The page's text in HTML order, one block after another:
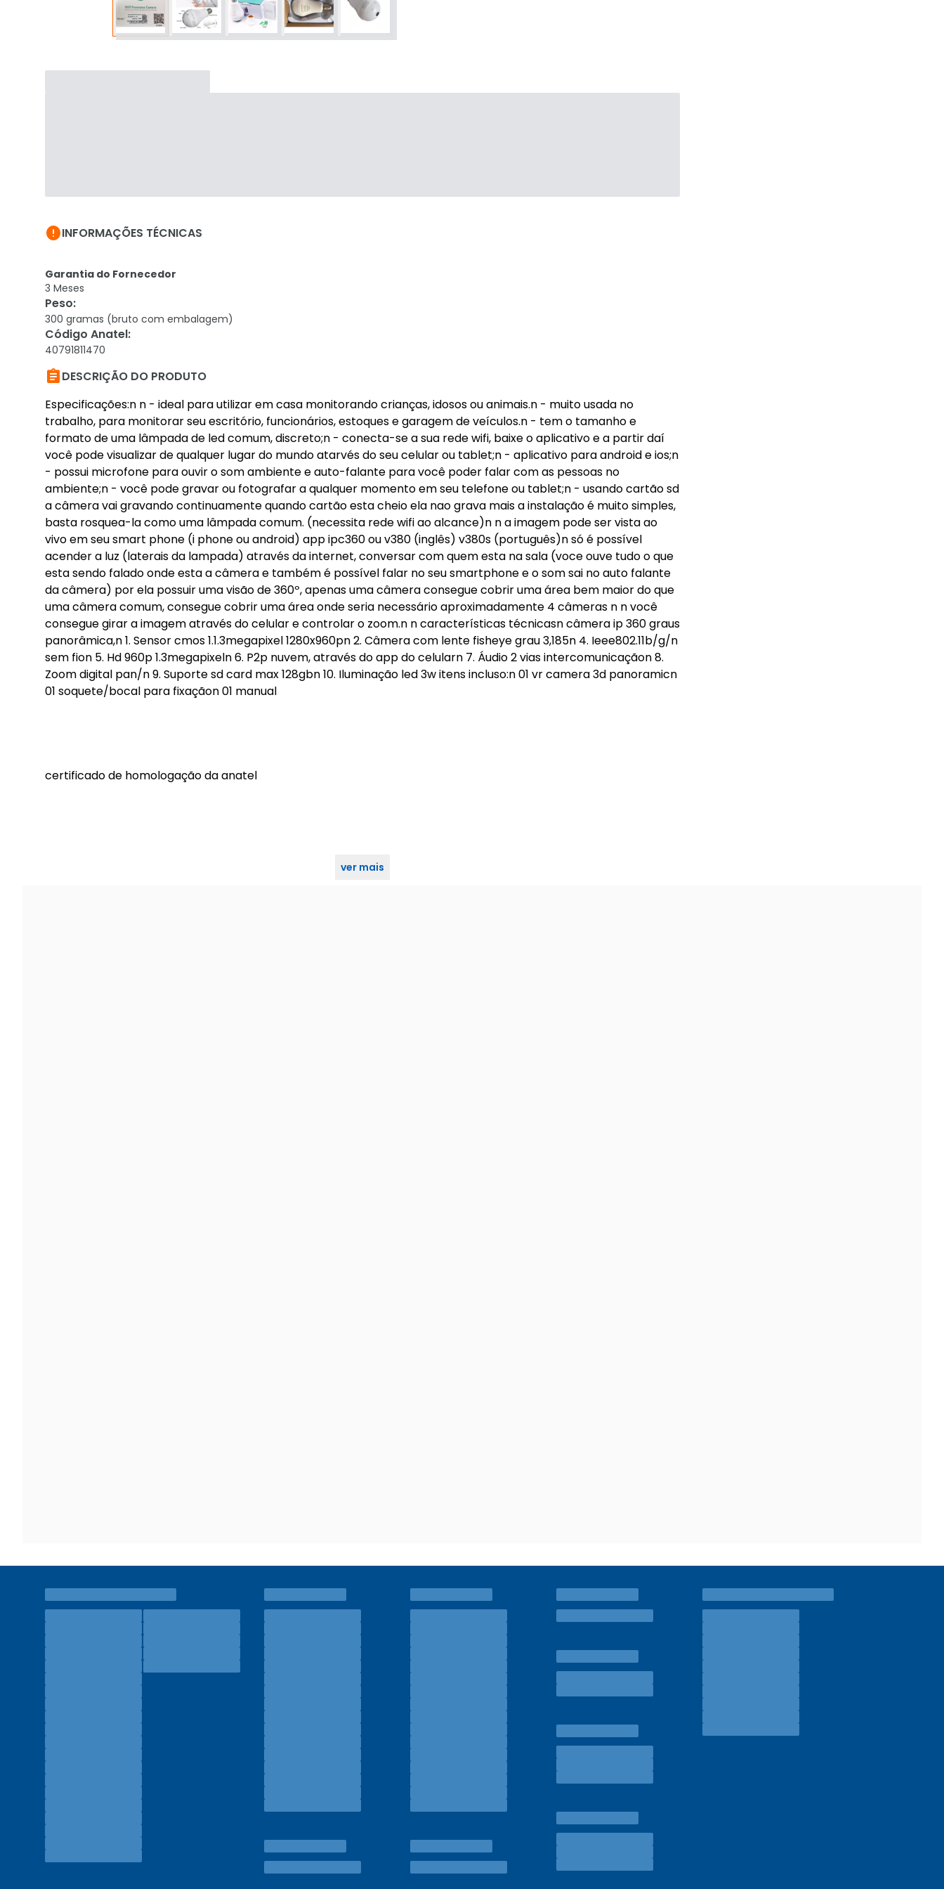
INFORMAÇÕES TÉCNICAS
Garantia do Fornecedor
3 Meses
Peso:
300 gramas (bruto com embalagem)
Código Anatel:
40791811470
DESCRIÇÃO DO PRODUTO
Especificações:n n - ideal para utilizar em casa monitorando crianças, idosos ou animais.n - muito usada no
trabalho, para monitorar seu escritório, funcionários, estoques e garagem de veículos.n - tem o tamanho e
formato de uma lâmpada de led comum, discreto;n - conecta-se a sua rede wifi, baixe o aplicativo e a partir daí
você pode visualizar de qualquer lugar do mundo atarvés do seu celular ou tablet;n - aplicativo para android e ios;n
- possui microfone para ouvir o som ambiente e auto-falante para você poder falar com as pessoas no
ambiente;n - você pode gravar ou fotografar a qualquer momento em seu telefone ou tablet;n - usando cartão sd
a câmera vai gravando continuamente quando cartão esta cheio ela nao grava mais a instalação é muito simples,
basta rosquea-la como uma lâmpada comum. (necessita rede wifi ao alcance)n n a imagem pode ser vista ao
vivo em seu smart phone (i phone ou android) app ipc360 ou v380 (inglês) v380s (português)n só é possível
acender a luz (laterais da lampada) através da internet, conversar com quem esta na sala (voce ouve tudo o que
esta sendo falado onde esta a câmera e também é possível falar no seu smartphone e o som sai no auto falante
da câmera) por ela possuir uma visão de 360º, apenas uma câmera consegue cobrir uma área bem maior do que
uma câmera comum, consegue cobrir uma área onde seria necessário aproximadamente 4 câmeras n n você
consegue girar a imagem através do celular e controlar o zoom.n n características técnicasn câmera ip 360 graus
panorâmica,n 1. Sensor cmos 1.1.3megapixel 1280x960pn 2. Câmera com lente fisheye grau 3,185n 4. Ieee802.11b/g/n
sem fion 5. Hd 960p 1.3megapixeln 6. P2p nuvem, através do app do celularn 7. Áudio 2 vias intercomunicaçãon 8.
Zoom digital pan/n 9. Suporte sd card max 128gbn 10. Iluminação led 3w itens incluso:n 01 vr camera 3d panoramicn
01 soquete/bocal para fixaçãon 01 manual
certificado de homologação da anatel
ver mais